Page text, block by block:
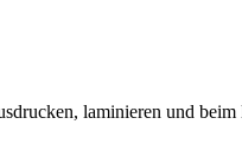
laminieren und